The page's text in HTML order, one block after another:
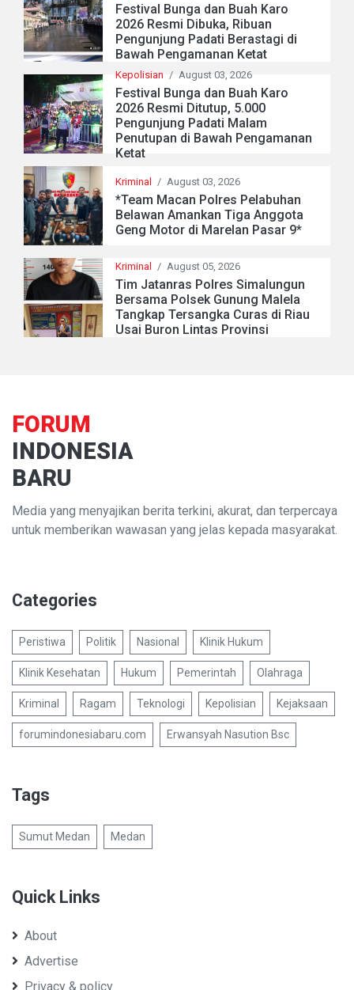
Festival Bunga dan Buah Karo
2026 Resmi Dibuka, Ribuan
Pengunjung Padati Berastagi di
Bawah Pengamanan Ketat
Kepolisian / August 03, 2026
Festival Bunga dan Buah Karo
2026 Resmi Ditutup, 5.000
Pengunjung Padati Malam
Penutupan di Bawah Pengamanan
Ketat
Kriminal / August 03, 2026
*Team Macan Polres Pelabuhan
Belawan Amankan Tiga Anggota
Geng Motor di Marelan Pasar 9*
Kriminal / August 05, 2026
Tim Jatanras Polres Simalungun
Bersama Polsek Gunung Malela
Tangkap Tersangka Curas di Riau
Usai Buron Lintas Provinsi
FORUM
INDONESIA
BARU
Media yang menyajikan berita terkini, akurat, dan terpercaya
untuk memberikan wawasan yang jelas kepada masyarakat.
Categories
Peristiwa Politik Nasional Klinik Hukum
Klinik Kesehatan Hukum Pemerintah Olahraga
Kriminal Ragam Teknologi Kepolisian Kejaksaan
forumindonesiabaru.com Erwansyah Nasution Bsc
Tags
Sumut Medan Medan
Quick Links
About
Advertise
Privacy & policy